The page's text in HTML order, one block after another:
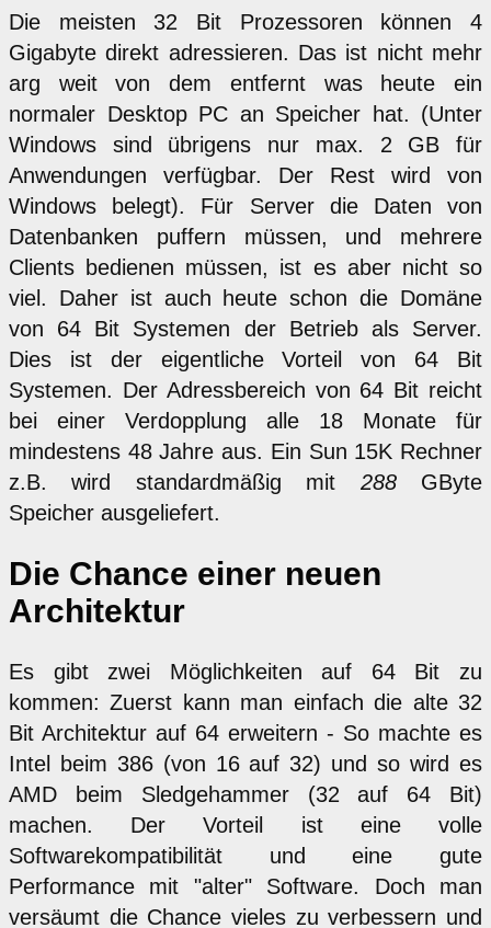
Die meisten 32 Bit Prozessoren können 4
Gigabyte direkt adressieren. Das ist nicht mehr
arg weit von dem entfernt was heute ein
normaler Desktop PC an Speicher hat. (Unter
Windows sind übrigens nur max. 2 GB für
Anwendungen verfügbar. Der Rest wird von
Windows belegt). Für Server die Daten von
Datenbanken puffern müssen, und mehrere
Clients bedienen müssen, ist es aber nicht so
viel. Daher ist auch heute schon die Domäne
von 64 Bit Systemen der Betrieb als Server.
Dies ist der eigentliche Vorteil von 64 Bit
Systemen. Der Adressbereich von 64 Bit reicht
bei einer Verdopplung alle 18 Monate für
mindestens 48 Jahre aus. Ein Sun 15K Rechner
z.B. wird standardmäßig mit 288GByte
Speicher ausgeliefert.
Die Chance einer neuen
Architektur
Es gibt zwei Möglichkeiten auf 64 Bit zu
kommen: Zuerst kann man einfach die alte 32
Bit Architektur auf 64 erweitern - So machte es
Intel beim 386 (von 16 auf 32) und so wird es
AMD beim Sledgehammer (32 auf 64 Bit)
machen. Der Vorteil ist eine volle
Softwarekompatibilität und eine gute
Performance mit "alter" Software. Doch man
versäumt die Chance vieles zu verbessern und